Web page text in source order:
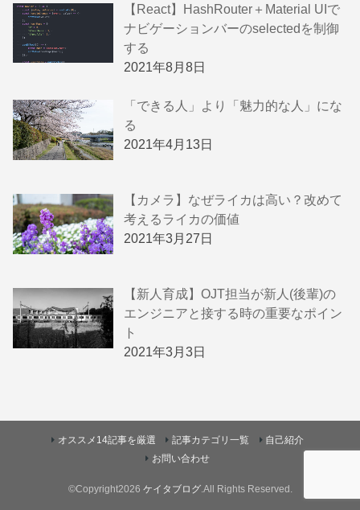
【React】HashRouter＋Material UIで
ナビゲーションバーのselectedを制御
する
2021年8月8日
「できる人」より「魅力的な人」にな
る
2021年4月13日
【カメラ】なぜライカは高い？改めて
考えるライカの価値
2021年3月27日
【新人育成】OJT担当が新人(後輩)の
エンジニアと接する時の重要なポイン
ト
2021年3月3日
オススメ14記事を厳選 記事カテゴリ一覧
自己紹介
お問い合わせ
©Copyright2026 ケイタブログ.All Rights Reserved.